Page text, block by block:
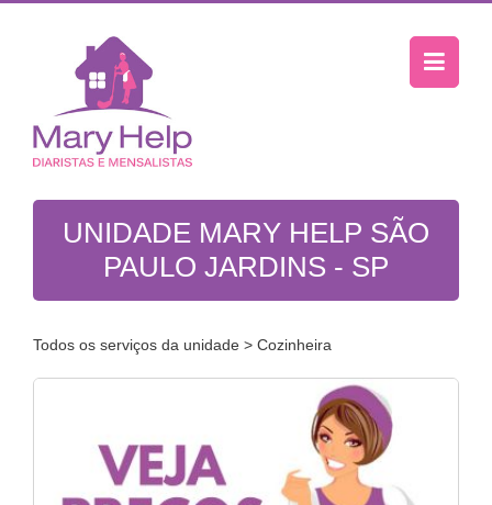
UNIDADE MARY HELP SÃO
PAULO JARDINS - SP
Todos os serviços da unidade > Cozinheira